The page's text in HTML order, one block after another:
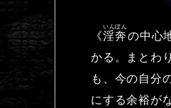
《淫奔
いんぽん
の中心
かる。まとわ
も、今の自分
にする余裕が